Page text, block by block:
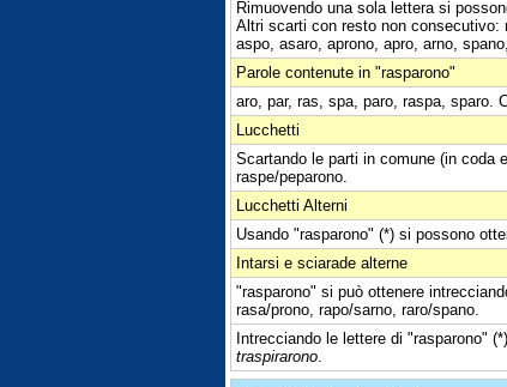
Rimuovendo una sola lettera si
Altri scarti con resto non consecutivo:
aspo, asaro, aprono, apro, arno,
Parole contenute in "rasparono"
aro, par, ras, spa, paro, raspa, sparo.
Lucchetti
Scartando le parti in comune (in coda
raspe/peparono.
Lucchetti Alterni
Usando "rasparono" (*) si possono
Intarsi e sciarade alterne
"rasparono" si può ottenere
rasa/prono, rapo/sarno, raro/spano.
Intrecciando le lettere di "rasparono"
traspirarono